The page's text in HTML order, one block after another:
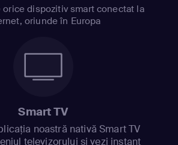
orice dispozitiv smart conectat la
oriunde în Europa
Smart TV
noastră nativă Smart TV
televizorului și vezi instant